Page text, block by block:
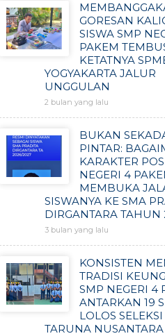
GORESAN
SISWA SMP
PAKEM
KETATNYA
YOGYAKARTA JALUR
UNGGULAN
2 bulan yang lalu
BUKAN
PINTAR:
KARAKTER
NEGERI 4
MEMBUKA
SISWANYA KE SMA
DIRGANTARA TAHUN
3 bulan yang lalu
KONSISTEN
TRADISI
SMP NEGERI 4
ANTARKAN 19
LOLOS
TARUNA